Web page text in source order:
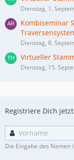
Dienstag, 1.
Kombiseminar
Dienstag, 8.
Virtueller
Dienstag, 15.
Registriere Dich
Die Eingabe des Namen